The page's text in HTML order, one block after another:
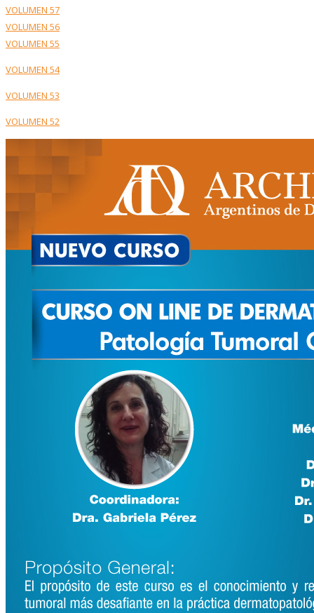
VOLUMEN 57
VOLUMEN 56
VOLUMEN 55
VOLUMEN 54
VOLUMEN 53
VOLUMEN 52